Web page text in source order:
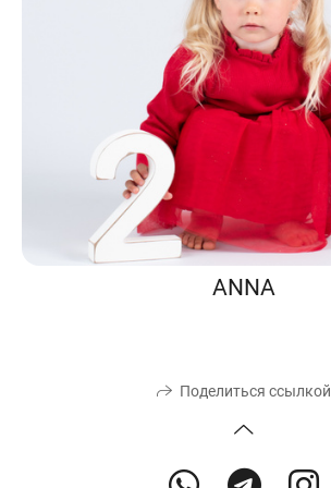
ANNA
Поделиться ссылкой